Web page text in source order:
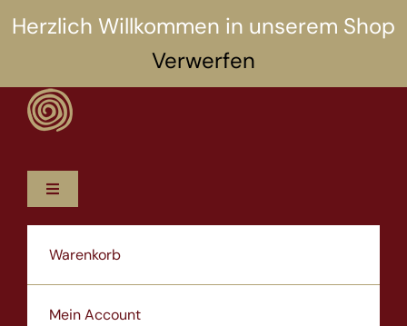
Herzlich Willkommen in unserem Shop
Verwerfen
Inhalt
Toggle
Warenkorb
Mein Account